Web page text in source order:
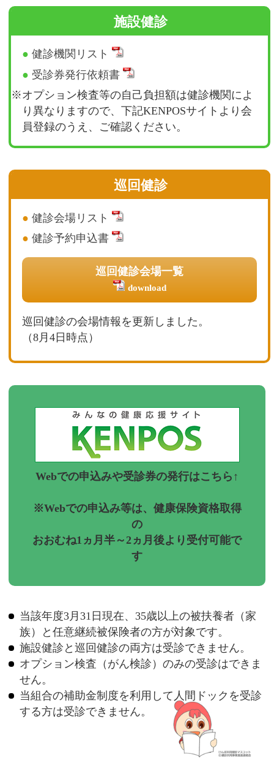
施設健診
● 健診機関リスト
● 受診券発行依頼書
※オプション検査等の自己負担額は健診機関によ
り異なりますので、下記KENPOSサイトより会
員登録のうえ、ご確認ください。
巡回健診
● 健診会場リスト
● 健診予約申込書
巡回健診会場一覧
download
巡回健診の会場情報を更新しました。
（8月4日時点）
Webでの申込みや受診券の発行はこちら↑
※Webでの申込み等は、健康保険資格取得
の
おおむね1ヵ月半～2ヵ月後より受付可能で
す
当該年度3月31日現在、35歳以上の被扶養者（家
族）と任意継続被保険者の方が対象です。
施設健診と巡回健診の両方は受診できません。
オプション検査（がん検診）のみの受診はできま
せん。
当組合の補助金制度を利用して人間ドックを受診
する方は受診できません。